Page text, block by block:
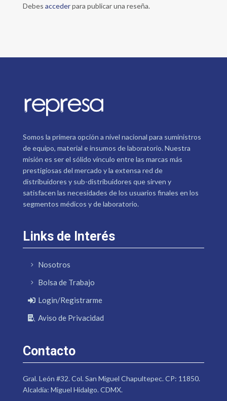
Debes accederpara publicar una reseña.
Somos la primera opción a nivel nacional para suministros
de equipo, material e insumos de laboratorio. Nuestra
misión es ser el sólido vínculo entre las marcas más
prestigiosas del mercado y la extensa red de
distribuidores y sub-distribuidores que sirven y
satisfacen las necesidades de los usuarios finales en los
segmentos médicos y de laboratorio.
Links de Interés
Nosotros
Bolsa de Trabajo
Login/Registrarme
Aviso de Privacidad
Contacto
Gral. León #32. Col. San Miguel Chapultepec. CP: 11850.
Alcaldía: Miguel Hidalgo. CDMX.